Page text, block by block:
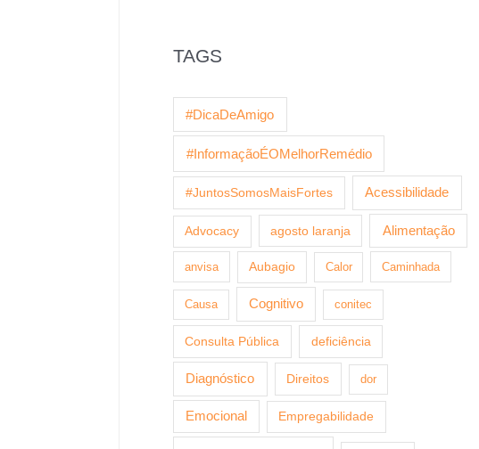
TAGS
#DicaDeAmigo
#InformaçãoÉOMelhorRemédio
#JuntosSomosMaisFortes Acessibilidade
Advocacy agosto laranja Alimentação
anvisa Aubagio Calor Caminhada
Causa Cognitivo conitec
Consulta Pública deficiência
Diagnóstico Direitos dor
Emocional Empregabilidade